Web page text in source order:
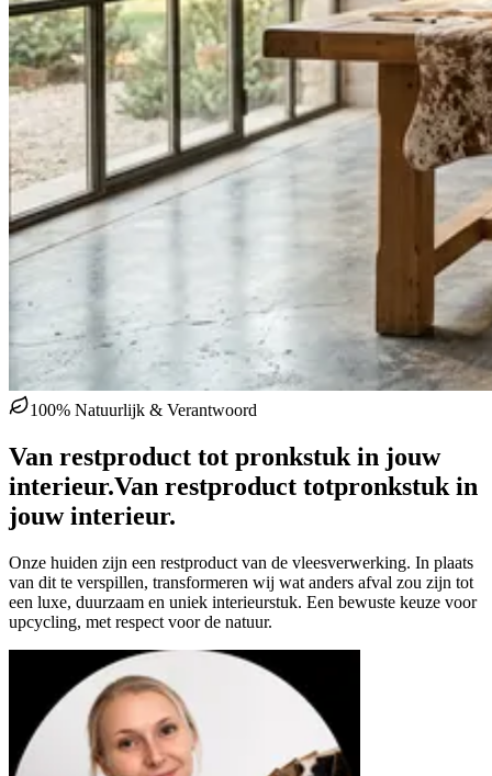
100% Natuurlijk & Verantwoord
Van restproduct tot pronkstuk in jouw
interieur.Van restproduct totpronkstuk in
jouw interieur.
Onze huiden zijn een restproduct van de vleesverwerking. In plaats
van dit te verspillen, transformeren wij wat anders afval zou zijn tot
een luxe, duurzaam en uniek interieurstuk. Een bewuste keuze voor
upcycling, met respect voor de natuur.